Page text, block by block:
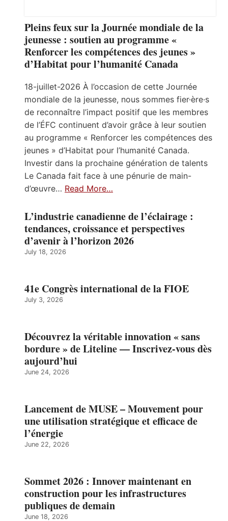
Pleins feux sur la Journée mondiale de la
jeunesse : soutien au programme «
Renforcer les compétences des jeunes »
d’Habitat pour l’humanité Canada
18-juillet-2026 À l’occasion de cette Journée
mondiale de la jeunesse, nous sommes fier·ère·s
de reconnaître l’impact positif que les membres
de l’ÉFC continuent d’avoir grâce à leur soutien
au programme « Renforcer les compétences des
jeunes » d’Habitat pour l’humanité Canada.
Investir dans la prochaine génération de talents
Le Canada fait face à une pénurie de main-
d’œuvre… Read More…
L’industrie canadienne de l’éclairage :
tendances, croissance et perspectives
d’avenir à l’horizon 2026
July 18, 2026
41e Congrès international de la FIOE
July 3, 2026
Découvrez la véritable innovation « sans
bordure » de Liteline — Inscrivez-vous dès
aujourd’hui
June 24, 2026
Lancement de MUSE – Mouvement pour
une utilisation stratégique et efficace de
l’énergie
June 22, 2026
Sommet 2026 : Innover maintenant en
construction pour les infrastructures
publiques de demain
June 18, 2026